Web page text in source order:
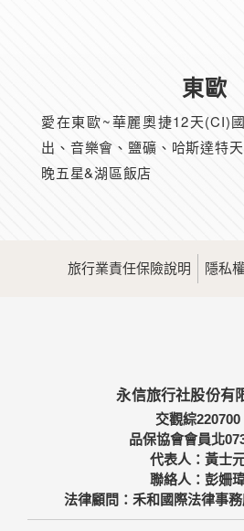
東歐
愛在東歐~華麗奧捷12天(CI)
出、音樂會、鹽礦、哈斯達特
晚五星&湖區飯店
旅行業責任保險說明 隱私
永信旅行社股份有
交觀綜220700
品保協會會員北
代表人：黃士
聯絡人：彭姍
法律顧問：禾和國際法律事